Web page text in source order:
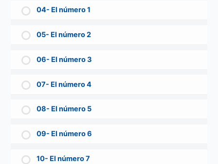
04- El número 1
05- El número 2
06- El número 3
07- El número 4
08- El número 5
09- El número 6
10- El número 7